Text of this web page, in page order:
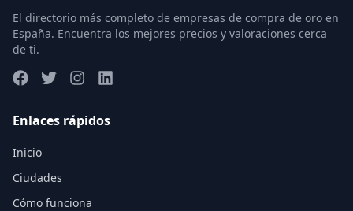
El directorio más completo de empresas de compra de oro en
España. Encuentra los mejores precios y valoraciones cerca
de ti.
Enlaces rápidos
Inicio
Ciudades
Cómo funciona